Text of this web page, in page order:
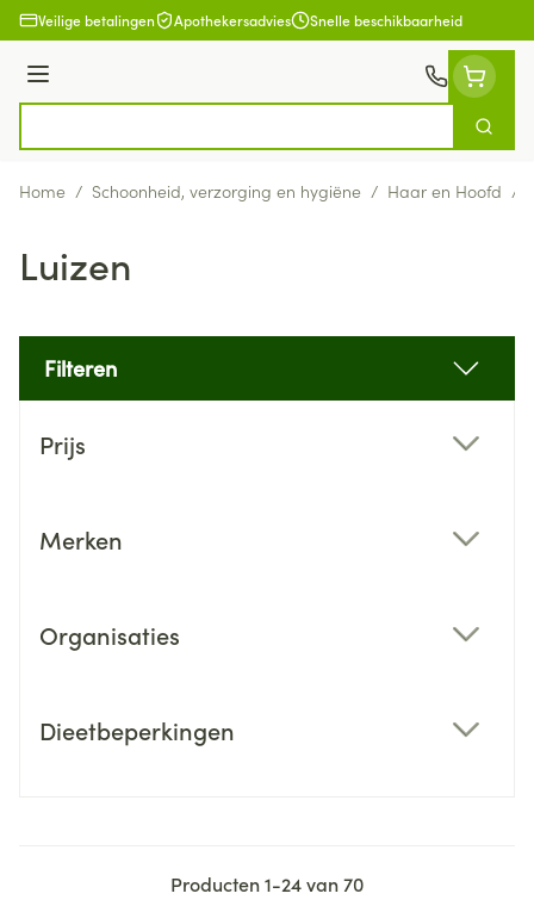
Ga naar de inhoud
Veilige betalingen Apothekersadvies Snelle beschikbaarheid
Menu
Zoek
Home / Schoonheid, verzorging en hygiëne / Haar en Hoofd /
Luizen
Filteren
Prijs
Merken
Organisaties
Dieetbeperkingen
Producten1-24van70